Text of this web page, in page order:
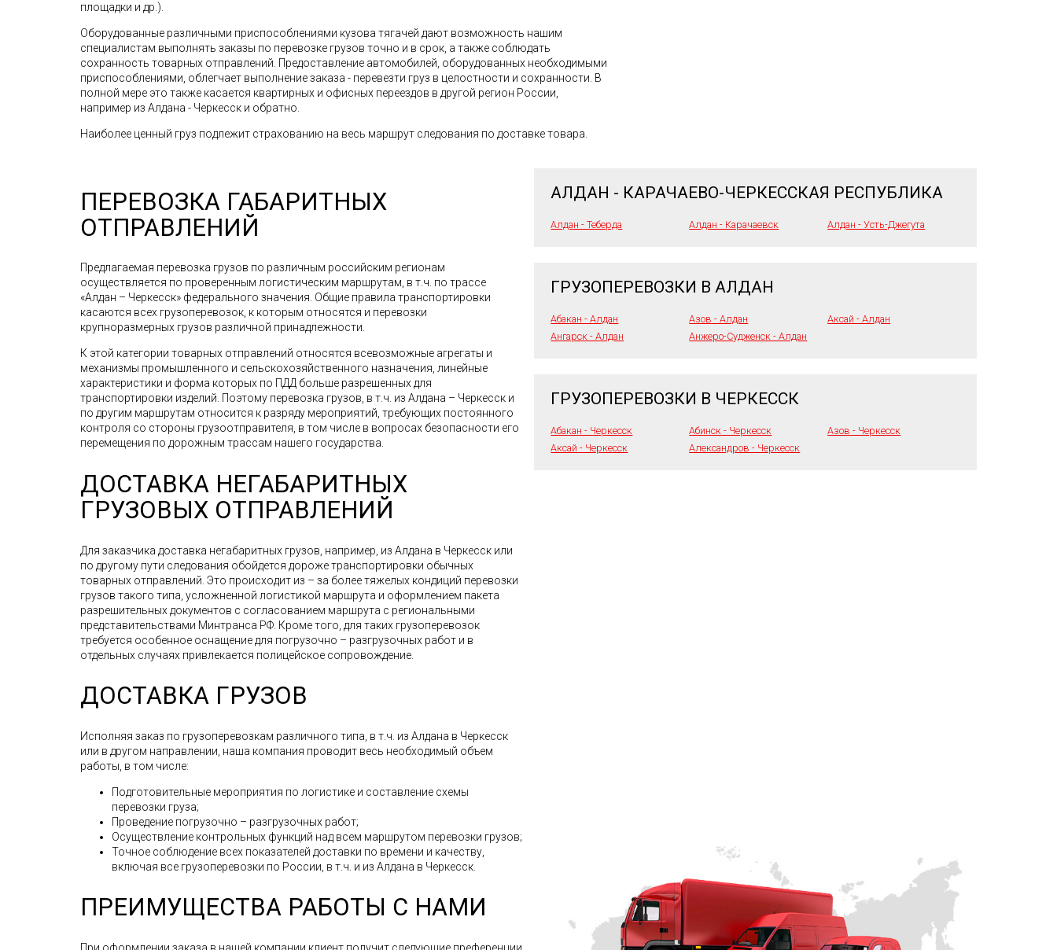
площадки и др.).
Оборудованные различными приспособлениями кузова тягачей дают возможность нашим
специалистам выполнять заказы по перевозке грузов точно и в срок, а также соблюдать
сохранность товарных отправлений. Предоставление автомобилей, оборудованных необходимыми
приспособлениями, облегчает выполнение заказа - перевезти груз в целостности и сохранности. В
полной мере это также касается квартирных и офисных переездов в другой регион России,
например из Алдана - Черкесск и обратно.
Наиболее ценный груз подлежит страхованию на весь маршрут следования по доставке товара.
ПЕРЕВОЗКА ГАБАРИТНЫХ
ОТПРАВЛЕНИЙ
Предлагаемая перевозка грузов по различным российским регионам
осуществляется по проверенным логистическим маршрутам, в т.ч. по трассе
«Алдан – Черкесск» федерального значения. Общие правила транспортировки
касаются всех грузоперевозок, к которым относятся и перевозки
крупноразмерных грузов различной принадлежности.
К этой категории товарных отправлений относятся всевозможные агрегаты и
механизмы промышленного и сельскохозяйственного назначения, линейные
характеристики и форма которых по ПДД больше разрешенных для
транспортировки изделий. Поэтому перевозка грузов, в т.ч. из Алдана – Черкесск и
по другим маршрутам относится к разряду мероприятий, требующих постоянного
контроля со стороны грузоотправителя, в том числе в вопросах безопасности его
перемещения по дорожным трассам нашего государства.
ДОСТАВКА НЕГАБАРИТНЫХ
ГРУЗОВЫХ ОТПРАВЛЕНИЙ
Для заказчика доставка негабаритных грузов, например, из Алдана в Черкесск или
по другому пути следования обойдется дороже транспортировки обычных
товарных отправлений. Это происходит из – за более тяжелых кондиций перевозки
грузов такого типа, усложненной логистикой маршрута и оформлением пакета
разрешительных документов с согласованием маршрута с региональными
представительствами Минтранса РФ. Кроме того, для таких грузоперевозок
требуется особенное оснащение для погрузочно – разгрузочных работ и в
отдельных случаях привлекается полицейское сопровождение.
ДОСТАВКА ГРУЗОВ
Исполняя заказ по грузоперевозкам различного типа, в т.ч. из Алдана в Черкесск
или в другом направлении, наша компания проводит весь необходимый объем
работы, в том числе:
Подготовительные мероприятия по логистике и составление схемы
перевозки груза;
Проведение погрузочно – разгрузочных работ;
Осуществление контрольных функций над всем маршрутом перевозки грузов;
Точное соблюдение всех показателей доставки по времени и качеству,
включая все грузоперевозки по России, в т.ч. и из Алдана в Черкесск.
ПРЕИМУЩЕСТВА РАБОТЫ С НАМИ
При оформлении заказа в нашей компании клиент получит следующие преференции
АЛДАН - КАРАЧАЕВО-ЧЕРКЕССКАЯ РЕСПУБЛИКА
Алдан - Теберда Алдан - Карачаевск Алдан - Усть-Джегута
ГРУЗОПЕРЕВОЗКИ В АЛДАН
Абакан - Алдан Азов - Алдан
Аксай - Алдан
Ангарск - Алдан
Анжеро-Судженск - Алдан
ГРУЗОПЕРЕВОЗКИ В ЧЕРКЕССК
Абакан - Черкесск Абинск - Черкесск
Азов - Черкесск
Аксай - Черкесск
Александров - Черкесск